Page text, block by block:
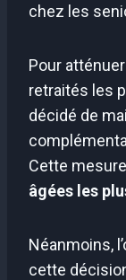
chez les
Pour
retraités les
décidé de
Cette
âgées les
Néanmoins,
cette